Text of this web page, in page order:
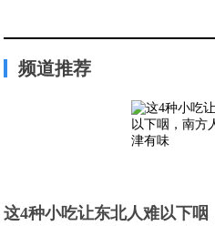
频道推荐
这4种小吃让东北人难以下